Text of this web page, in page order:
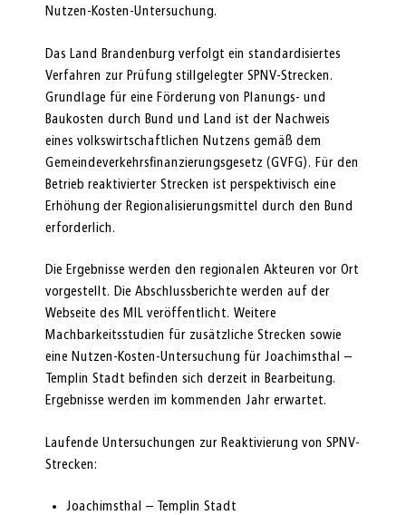
Nutzen-Kosten-Untersuchung.
Das Land Brandenburg verfolgt ein standardisiertes
Verfahren zur Prüfung stillgelegter SPNV-Strecken.
Grundlage für eine Förderung von Planungs- und
Baukosten durch Bund und Land ist der Nachweis
eines volkswirtschaftlichen Nutzens gemäß dem
Gemeindeverkehrsfinanzierungsgesetz (GVFG). Für den
Betrieb reaktivierter Strecken ist perspektivisch eine
Erhöhung der Regionalisierungsmittel durch den Bund
erforderlich.
Die Ergebnisse werden den regionalen Akteuren vor Ort
vorgestellt. Die Abschlussberichte werden auf der
Webseite des MIL veröffentlicht. Weitere
Machbarkeitsstudien für zusätzliche Strecken sowie
eine Nutzen-Kosten-Untersuchung für Joachimsthal –
Templin Stadt befinden sich derzeit in Bearbeitung.
Ergebnisse werden im kommenden Jahr erwartet.
Laufende Untersuchungen zur Reaktivierung von SPNV-
Strecken:
Joachimsthal – Templin Stadt